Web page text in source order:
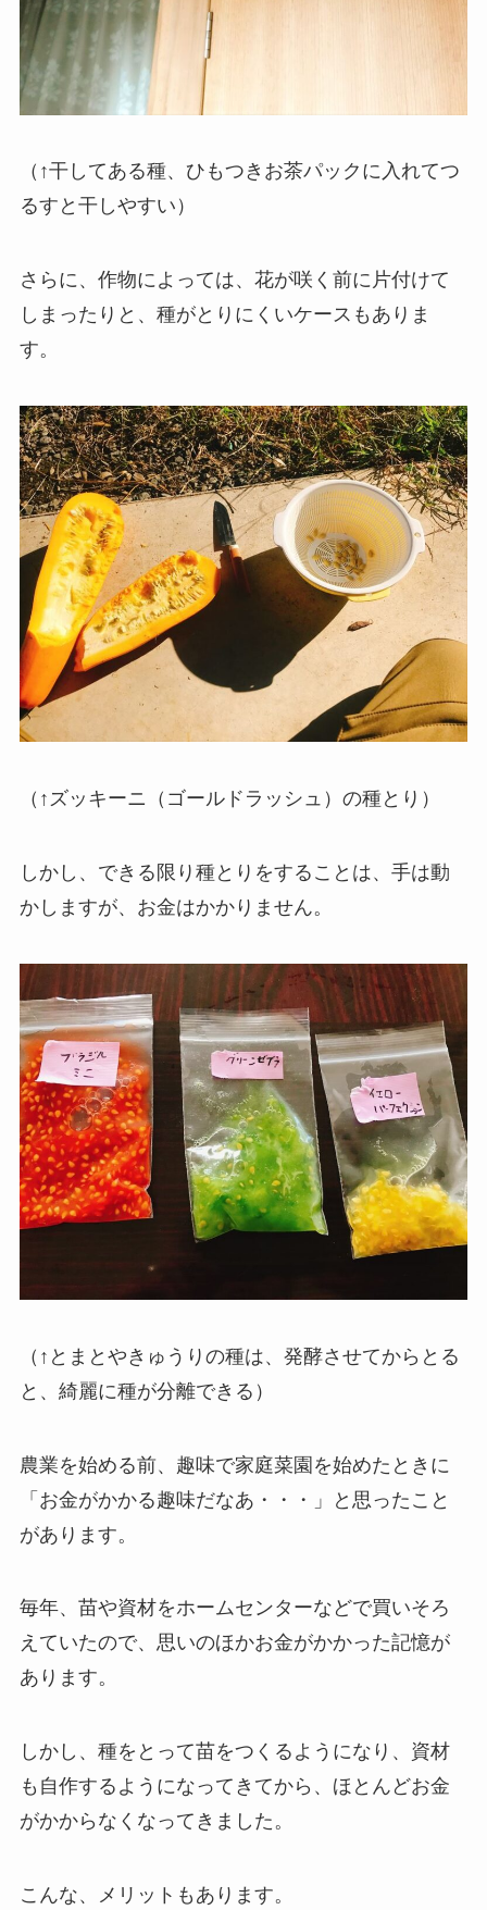
（↑干してある種、ひもつきお茶パックに入れてつ
るすと干しやすい）
さらに、作物によっては、花が咲く前に片付けて
しまったりと、種がとりにくいケースもありま
す。
（↑ズッキーニ（ゴールドラッシュ）の種とり）
しかし、できる限り種とりをすることは、手は動
かしますが、お金はかかりません。
（↑とまとやきゅうりの種は、発酵させてからとる
と、綺麗に種が分離できる）
農業を始める前、趣味で家庭菜園を始めたときに
「お金がかかる趣味だなあ・・・」と思ったこと
があります。
毎年、苗や資材をホームセンターなどで買いそろ
えていたので、思いのほかお金がかかった記憶が
あります。
しかし、種をとって苗をつくるようになり、資材
も自作するようになってきてから、ほとんどお金
がかからなくなってきました。
こんな、メリットもあります。